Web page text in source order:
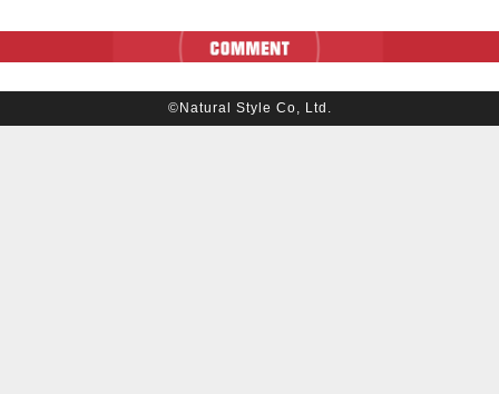
©Natural Style Co, Ltd.